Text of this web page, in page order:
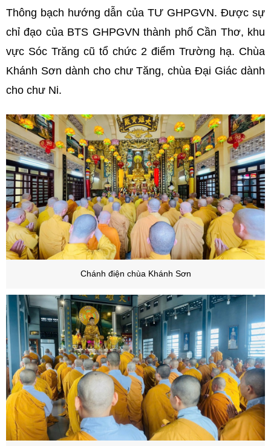
Thông bạch hướng dẫn của TƯ GHPGVN. Được sự
chỉ đạo của BTS GHPGVN thành phố Cần Thơ, khu
vực Sóc Trăng cũ tổ chức 2 điểm Trường hạ. Chùa
Khánh Sơn dành cho chư Tăng, chùa Đại Giác dành
cho chư Ni.
Chánh điện chùa Khánh Sơn